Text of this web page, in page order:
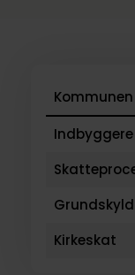
Indbyggere
Grundskyld
Kirkeskat